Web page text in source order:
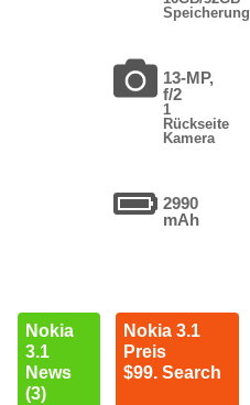
Speicherung
13-MP,
f/2
1
Rückseite
Kamera
2990
mAh
Nokia
3.1
News
(3)
Nokia 3.1
Preis
$99. Search